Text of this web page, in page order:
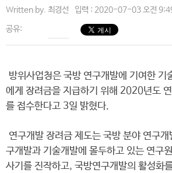
Written by. 최경선 입력 : 2020-07-03 오전
공유:
방위사업청은 국방 연구개발에 기여한 기
에게 장려금을 지급하기 위해 2020년도
를 접수한다고 3일 밝혔다.
연구개발 장려금 제도는 국방 분야 연구
구개발과 기술개발에 몰두하고 있는 연구
사기를 진작하고, 국방연구개발의 활성화